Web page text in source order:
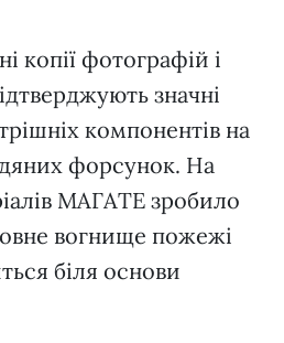
копії фотографій і
значні
компонентів на
форсунок. На
МАГАТЕ зробило
вогнище пожежі
біля основи